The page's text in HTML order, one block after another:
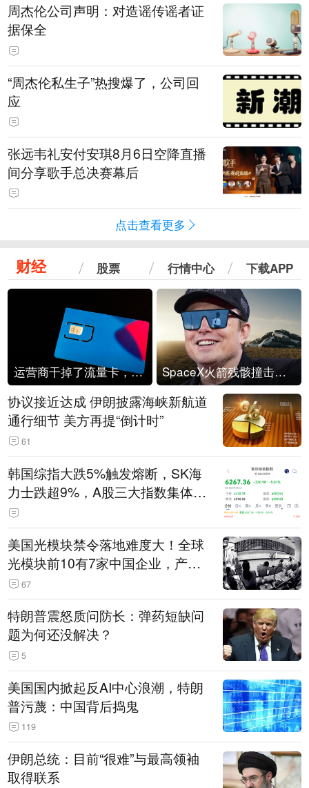
周杰伦公司声明：对造谣传谣者证
据保全
“周杰伦私生子”热搜爆了，公司回
应
张远韦礼安付安琪8月6日空降直播
间分享歌手总决赛幕后
点击查看更多
财经 股票 行情中心 下载APP
运营商干掉了流量卡，他们真的玩不起了 SpaceX火箭残骸撞击月球
协议接近达成 伊朗披露海峡新航道
通行细节 美方再提“倒计时”
61
韩国综指大跌5%触发熔断，SK海
力士跌超9%，A股三大指数集体低
开
美国光模块禁令落地难度大！全球
光模块前10有7家中国企业，产业
界人士：想“脱钩”并不容易
67
特朗普震怒质问防长：弹药短缺问
题为何还没解决？
5
美国国内掀起反AI中心浪潮，特朗
普污蔑：中国背后捣鬼
119
伊朗总统：目前“很难”与最高领袖
取得联系